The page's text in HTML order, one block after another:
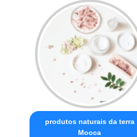
produtos naturais da terra
Mooca